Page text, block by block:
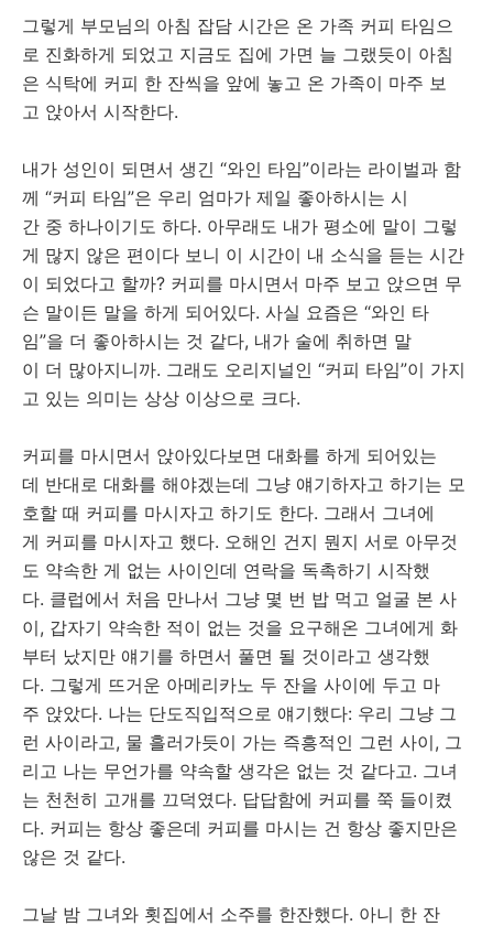
그렇게 부모님의 아침 잡담 시간은 온 가족 커피 타임으
로 진화하게 되었고 지금도 집에 가면 늘 그랬듯이 아침
은 식탁에 커피 한 잔씩을 앞에 놓고 온 가족이 마주 보
고 앉아서 시작한다.
내가 성인이 되면서 생긴 “와인 타임”이라는 라이벌과 함
께 “커피 타임”은 우리 엄마가 제일 좋아하시는 시
간 중 하나이기도 하다. 아무래도 내가 평소에 말이 그렇
게 많지 않은 편이다 보니 이 시간이 내 소식을 듣는 시간
이 되었다고 할까? 커피를 마시면서 마주 보고 앉으면 무
슨 말이든 말을 하게 되어있다. 사실 요즘은 “와인 타
임”을 더 좋아하시는 것 같다, 내가 술에 취하면 말
이 더 많아지니까. 그래도 오리지널인 “커피 타임”이 가지
고 있는 의미는 상상 이상으로 크다.
커피를 마시면서 앉아있다보면 대화를 하게 되어있는
데 반대로 대화를 해야겠는데 그냥 얘기하자고 하기는 모
호할 때 커피를 마시자고 하기도 한다. 그래서 그녀에
게 커피를 마시자고 했다. 오해인 건지 뭔지 서로 아무것
도 약속한 게 없는 사이인데 연락을 독촉하기 시작했
다. 클럽에서 처음 만나서 그냥 몇 번 밥 먹고 얼굴 본 사
이, 갑자기 약속한 적이 없는 것을 요구해온 그녀에게 화
부터 났지만 얘기를 하면서 풀면 될 것이라고 생각했
다. 그렇게 뜨거운 아메리카노 두 잔을 사이에 두고 마
주 앉았다. 나는 단도직입적으로 얘기했다: 우리 그냥 그
런 사이라고, 물 흘러가듯이 가는 즉흥적인 그런 사이, 그
리고 나는 무언가를 약속할 생각은 없는 것 같다고. 그녀
는 천천히 고개를 끄덕였다. 답답함에 커피를 쭉 들이켰
다. 커피는 항상 좋은데 커피를 마시는 건 항상 좋지만은
않은 것 같다.
그날 밤 그녀와 횟집에서 소주를 한잔했다. 아니 한 잔